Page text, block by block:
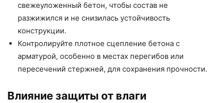
свежеуложенный бетон, чтобы состав не
разжижился и не снизилась устойчивость
конструкции.
Контролируйте плотное сцепление бетона с
арматурой, особенно в местах перегибов или
пересечений стержней, для сохранения прочности.
Влияние защиты от влаги